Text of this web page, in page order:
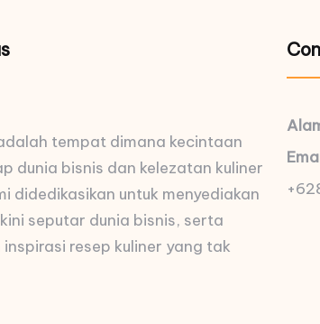
tempat dimana kecintaan
dunia bisnis dan kelezatan kuliner
didedikasikan untuk menyediakan
seputar dunia bisnis, serta
resep kuliner yang tak